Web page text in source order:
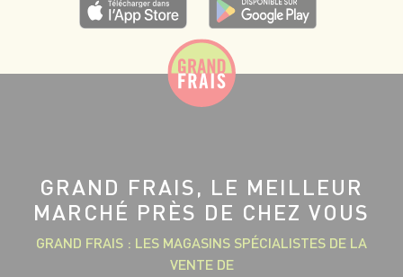
GRAND FRAIS, LE MEILLEUR
MARCHÉ PRÈS DE CHEZ VOUS
GRAND FRAIS : LES MAGASINS SPÉCIALISTES DE LA
VENTE DE